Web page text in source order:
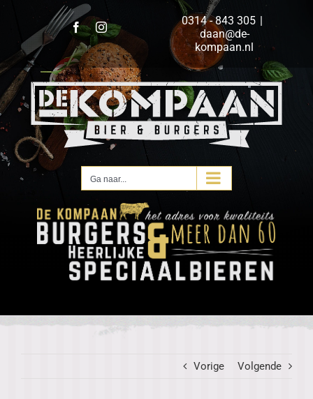
Ga
inhoud
FacebookInstagram 0314 - 843 305 |
daan@de-
kompaan.nl
Ga naar...
Vorige Volgende